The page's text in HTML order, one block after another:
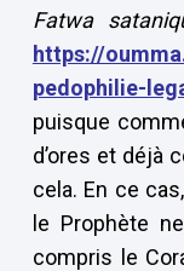
Fatwa
https://
pedophilie-
puisque
d’ores et déjà
cela. En ce
le Prophète
compris le